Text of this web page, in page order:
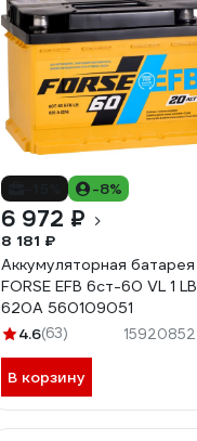
-8%
6 972 ₽
8 181 ₽
Аккумуляторная батарея
FORSE EFB 6ст-60 VL 1 LB
620A 560109051
4.6(63) 15920852
В корзину